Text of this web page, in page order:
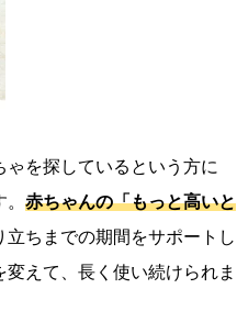
を探しているという方に
赤ちゃんの「もっと高いと
ちまでの期間をサポートし
えて、長く使い続けられま